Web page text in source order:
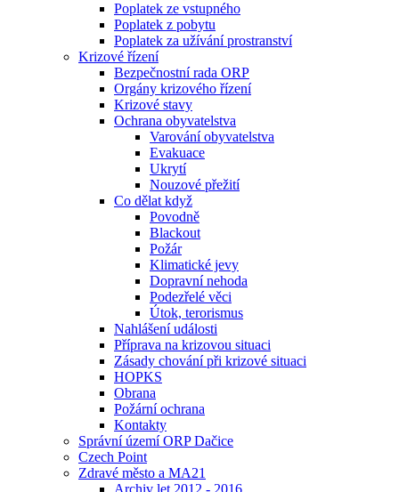
Poplatek ze vstupného
Poplatek z pobytu
Poplatek za užívání prostranství
Krizové řízení
Bezpečnostní rada ORP
Orgány krizového řízení
Krizové stavy
Ochrana obyvatelstva
Varování obyvatelstva
Evakuace
Ukrytí
Nouzové přežití
Co dělat když
Povodně
Blackout
Požár
Klimatické jevy
Dopravní nehoda
Podezřelé věci
Útok, terorismus
Nahlášení události
Příprava na krizovou situaci
Zásady chování při krizové situaci
HOPKS
Obrana
Požární ochrana
Kontakty
Správní území ORP Dačice
Czech Point
Zdravé město a MA21
Archiv let 2012 - 2016